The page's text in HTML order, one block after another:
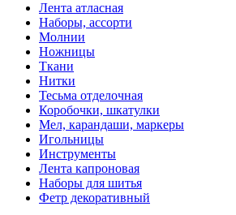
Лента атласная
Наборы, ассорти
Молнии
Ножницы
Ткани
Нитки
Тесьма отделочная
Коробочки, шкатулки
Мел, карандаши, маркеры
Игольницы
Инструменты
Лента капроновая
Наборы для шитья
Фетр декоративный